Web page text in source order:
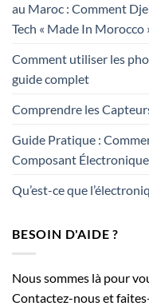
au Maroc : Comment
Tech « Made In Morocco
Comment utiliser les
guide complet
Comprendre les
Guide Pratique :
Composant
Qu’est-ce que
BESOIN D'AIDE ?
Nous sommes là pour
Contactez-nous et